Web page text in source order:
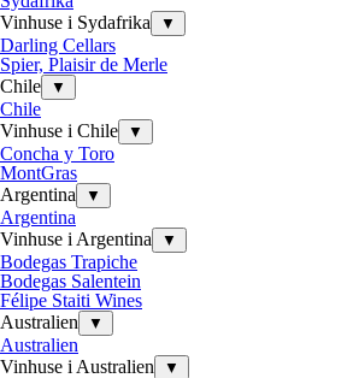
Vinhuse i Sydafrika
▼
Darling Cellars
Spier, Plaisir de Merle
Chile
▼
Chile
Vinhuse i Chile
▼
Concha y Toro
MontGras
Argentina
▼
Argentina
Vinhuse i Argentina
▼
Bodegas Trapiche
Bodegas Salentein
Félipe Staiti Wines
Australien
▼
Australien
Vinhuse i Australien
▼